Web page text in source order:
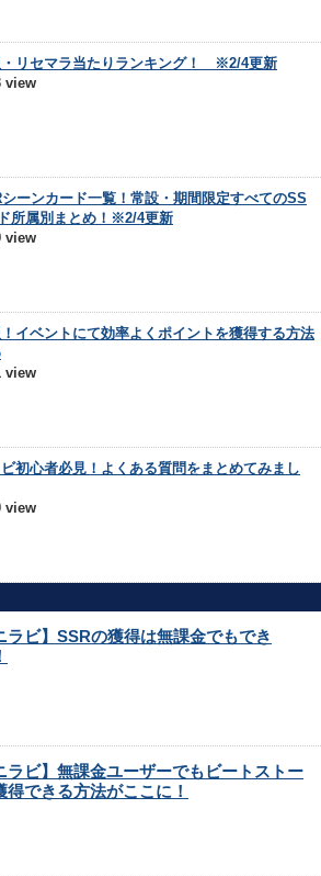
・リセマラ当たりランキング！ ※2/4更新
view
ーンカード一覧！常設・期間限定すべてのSS
所属別まとめ！※2/4更新
view
イベントにて効率よくポイントを獲得する方法
view
初心者必見！よくある質問をまとめてみまし
view
ラビ】SSRの獲得は無課金でもでき
ラビ】無課金ユーザーでもビートストー
得できる方法がここに！